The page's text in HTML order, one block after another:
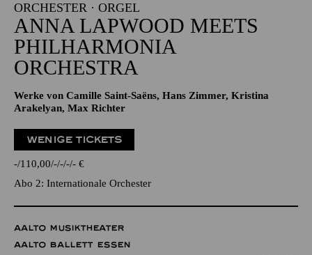
RCHESTER · ORGEL
ANNA LAPWOOD MEETS
PHILHARMONIA
ORCHESTRA
Werke von Camille Saint-Saëns, Hans Zimmer, Kristina
Arakelyan, Max Richter
WENIGE TICKETS
- 110,00 - - - - €
Abo 2: Internationale Orchester
AALTO MUSIKTHEATER
AALTO BALLETT ESSEN